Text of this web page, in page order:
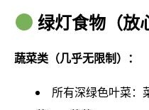
绿灯食物（放
蔬菜类（几乎无限制）：
所有深绿色叶菜